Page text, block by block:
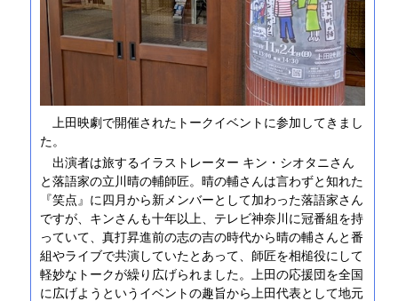
上田映劇で開催されたトークイベントに参加してきまし
た。
出演者は旅するイラストレーター キン・シオタニさん
と落語家の立川晴の輔師匠。晴の輔さんは言わずと知れた
『笑点』に四月から新メンバーとして加わった落語家さん
ですが、キンさんも十年以上、テレビ神奈川に冠番組を持
っていて、真打昇進前の志の吉の時代から晴の輔さんと番
組やライブで共演していたとあって、師匠を相槌役にして
軽妙なトークが繰り広げられました。上田の応援団を全国
に広げようというイベントの趣旨から上田代表として地元